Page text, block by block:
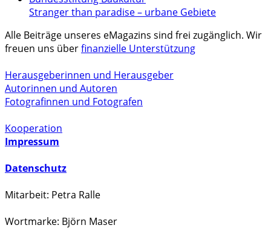
Stranger than paradise – urbane Gebiete
Alle Beiträge unseres eMagazins sind frei zugänglich. Wir
freuen uns überfinanzielle Unterstützung
Herausgeberinnen und Herausgeber
Autorinnen und Autoren
Fotografinnen und Fotografen
Kooperation
Impressum
Datenschutz
Mitarbeit: Petra Ralle
Wortmarke: Björn Maser